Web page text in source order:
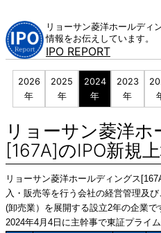
content
リョーサン菱洋ホールディ
情報をお伝えしています。
IPO REPORT
2026
年
2025
年
2024
年
2023
年
リョーサン菱洋
[167A]のIPO新規
リョーサン菱洋ホールディングス
入・販売等を行う会社の経営管理及
(卸売業）を展開する設立2年の企業で
2024年4月4日に主幹事で東証プライ